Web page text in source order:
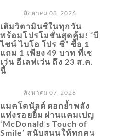
สิงหาคม 08, 2026
เติมวิตามินซีในทุกวัน
พร้อมโปรโมชั่นสุดคุ้ม! “บี
ไชน์ ไบโอ โปร ซี” ซื้อ 1
แถม 1 เพียง 49 บาท ที่เซ
เว่น อีเลฟเว่น ถึง 23 ส.ค.
นี้
สิงหาคม 07, 2026
แมคโดนัลด์ ตอกย้ำพลัง
แห่งรอยยิ้ม ผ่านแคมเปญ
‘McDonald’s Touch of
Smile’ สนับสนุนให้ทุกคน